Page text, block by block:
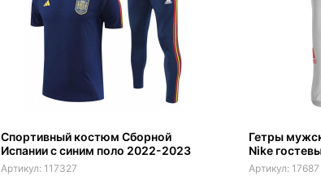
Спортивный костюм Сборной
Испании с синим поло 2022-2023
117327
Гетры
Nike
17687